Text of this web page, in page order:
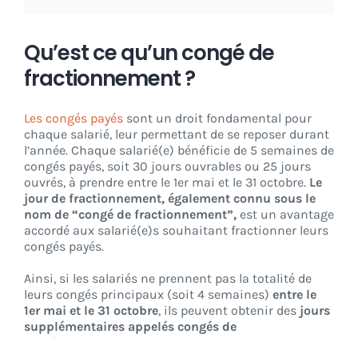
Qu’est ce qu’un congé de
fractionnement ?
Les congés payés sont un droit fondamental pour
chaque salarié, leur permettant de se reposer durant
l’année. Chaque salarié(e) bénéficie de 5 semaines de
congés payés, soit 30 jours ouvrables ou 25 jours
ouvrés, à prendre entre le 1er mai et le 31 octobre. Le
jour de fractionnement, également connu sous le
nom de “congé de fractionnement”, est un avantage
accordé aux salarié(e)s souhaitant fractionner leurs
congés payés.
Ainsi, si les salariés ne prennent pas la totalité de
leurs congés principaux (soit 4 semaines) entre le
1er mai et le 31 octobre, ils peuvent obtenir des jours
supplémentaires appelés congés de